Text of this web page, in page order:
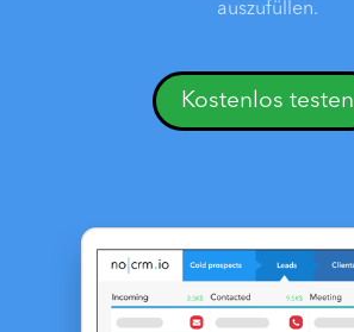
auszufüllen.
Kostenlos testen